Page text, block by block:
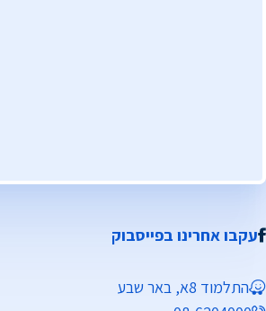
עקבו אחרינו בפייסבוק
התלמוד 8א, באר שבע